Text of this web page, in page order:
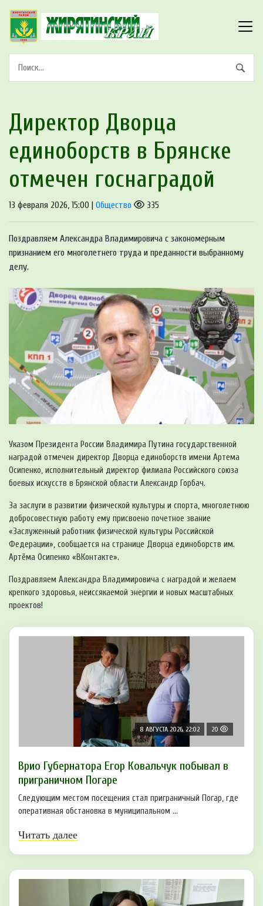
Директор Дворца
единоборств в Брянске
отмечен госнаградой
13 февраля 2026, 15:00 | Общество 335
Поздравляем Александра Владимировича с закономерным
признанием его многолетнего труда и преданности выбранному
делу.
Указом Президента России Владимира Путина государственной
наградой отмечен директор Дворца единоборств имени Артема
Осипенко, исполнительный директор филиала Российского союза
боевых искусств в Брянской области Александр Горбач.
За заслуги в развитии физической культуры и спорта, многолетнюю
добросовестную работу ему присвоено почетное звание
«Заслуженный работник физической культуры Российской
Федерации», сообщается на странице Дворца единоборств им.
Артёма Осипенко «ВКонтакте».
Поздравляем Александра Владимировича с наградой и желаем
крепкого здоровья, неиссякаемой энергии и новых масштабных
проектов!
8 АВГУСТА 2026, 22:02 20
Врио Губернатора Егор Ковальчук побывал в
приграничном Погаре
Следующим местом посещения стал приграничный Погар, где
оперативная обстановка в муниципальном ...
Читать далее